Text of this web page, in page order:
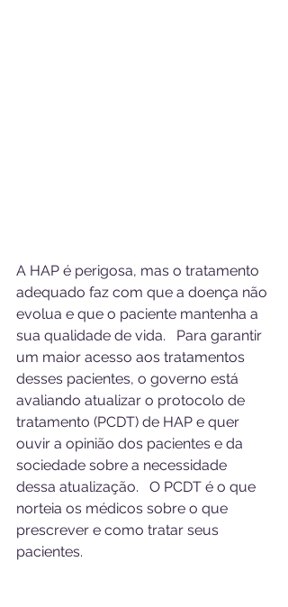
A HAP é perigosa, mas o tratamento
adequado faz com que a doença não
evolua e que o paciente mantenha a
sua qualidade de vida.   Para garantir
um maior acesso aos tratamentos
desses pacientes, o governo está
avaliando atualizar o protocolo de
tratamento (PCDT) de HAP e quer
ouvir a opinião dos pacientes e da
sociedade sobre a necessidade
dessa atualização.   O PCDT é o que
norteia os médicos sobre o que
prescrever e como tratar seus
pacientes.